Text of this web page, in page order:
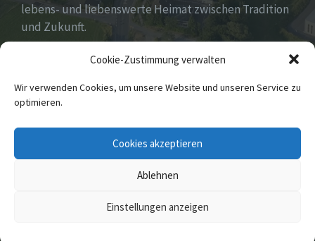
Cookie-Zustimmung verwalten
Wir verwenden Cookies, um unsere Website und unseren Service zu
optimieren.
Cookies akzeptieren
Ablehnen
Einstellungen anzeigen
lebens- und liebenswerte Heimat zwischen Tradition
und Zukunft.
Viel hat es zu bieten und zu entdecken…Seid
gespannt!